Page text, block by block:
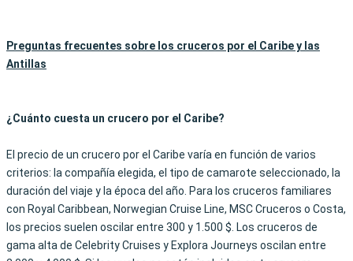
Preguntas frecuentes sobre los cruceros por el Caribe y las
Antillas
¿Cuánto cuesta un crucero por el Caribe?
El precio de un crucero por el Caribe varía en función de varios
criterios: la compañía elegida, el tipo de camarote seleccionado, la
duración del viaje y la época del año. Para los cruceros familiares
con Royal Caribbean, Norwegian Cruise Line, MSC Cruceros o Costa,
los precios suelen oscilar entre 300 y 1.500 $. Los cruceros de
gama alta de Celebrity Cruises y Explora Journeys oscilan entre